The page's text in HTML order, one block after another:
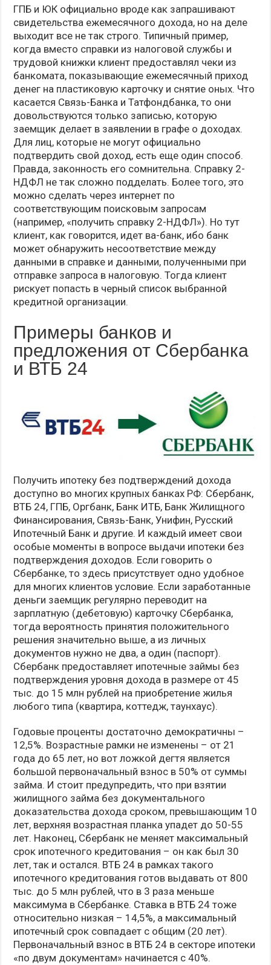
ГПБ и ЮК официально вроде как запрашивают
свидетельства ежемесячного дохода, но на деле
выходит все не так строго. Типичный пример,
когда вместо справки из налоговой службы и
трудовой книжки клиент предоставлял чеки из
банкомата, показывающие ежемесячный приход
денег на пластиковую карточку и снятие оных. Что
касается Связь-Банка и Татфондбанка, то они
довольствуются только записью, которую
заемщик делает в заявлении в графе о доходах.
Для лиц, которые не могут официально
подтвердить свой доход, есть еще один способ.
Правда, законность его сомнительна. Справку 2-
НДФЛ не так сложно подделать. Более того, это
можно сделать через интернет по
соответствующим поисковым запросам
(например, «получить справку 2-НДФЛ»). Но тут
клиент, как говорится, идет ва-банк, ибо банк
может обнаружить несоответствие между
данными в справке и данными, полученными при
отправке запроса в налоговую. Тогда клиент
рискует попасть в черный список выбранной
кредитной организации.
Примеры банков и
предложения от Сбербанка
и ВТБ 24
Получить ипотеку без подтверждений дохода
доступно во многих крупных банках РФ: Сбербанк,
ВТБ 24, ГПБ, Оргбанк, Банк ИТБ, Банк Жилищного
Финансирования, Связь-Банк, Унифин, Русский
Ипотечный Банк и другие. И каждый имеет свои
особые моменты в вопросе выдачи ипотеки без
подтверждения доходов. Если говорить о
Сбербанке, то здесь присутствует одно удобное
для многих клиентов условие. Если заработанные
деньги заемщик регулярно переводит на
зарплатную (дебетовую) карточку Сбербанка,
тогда вероятность принятия положительного
решения значительно выше, а из личных
документов нужно не два, а один (паспорт).
Сбербанк предоставляет ипотечные займы без
подтверждения уровня дохода в размере от 45
тыс. до 15 млн рублей на приобретение жилья
любого типа (квартира, коттедж, таунхаус).
Годовые проценты достаточно демократичны –
12,5%. Возрастные рамки не изменены – от 21
года до 65 лет, но вот ложкой дегтя является
большой первоначальный взнос в 50% от суммы
займа. И стоит предупредить, что при взятии
жилищного займа без документального
доказательства дохода сроком, превышающим 10
лет, верхняя возрастная планка упадет до 50-55
лет. Наконец, Сбербанк не меняет максимальный
срок ипотечного кредитования – он как был 30
лет, так и остался. ВТБ 24 в рамках такого
ипотечного кредитования готов выдавать от 800
тыс. до 5 млн рублей, что в 3 раза меньше
максимума в Сбербанке. Ставка в ВТБ 24 тоже
относительно низкая – 14,5%, а максимальный
ипотечный срок совпадает с общим (20 лет).
Первоначальный взнос в ВТБ 24 в секторе ипотеки
«по двум документам» начинается с 40%.